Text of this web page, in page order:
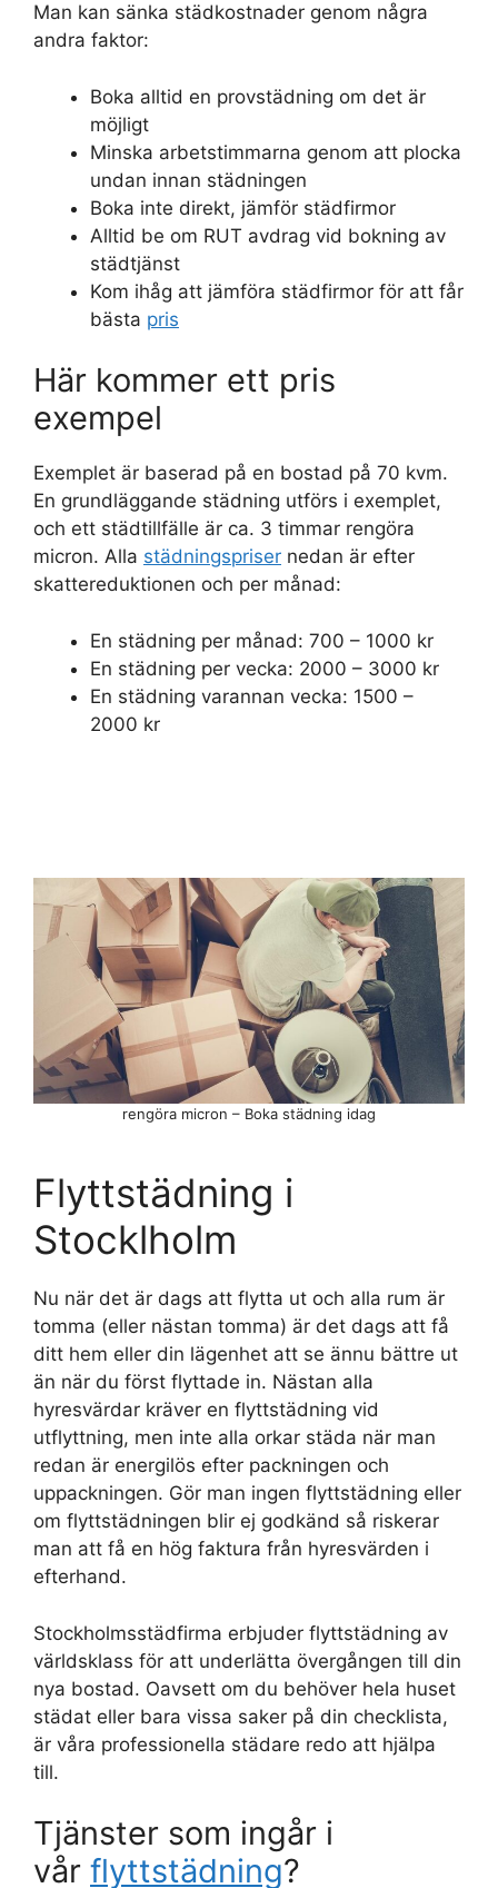
Man kan sänka städkostnader genom några
andra faktor:
Boka alltid en provstädning om det är
möjligt
Minska arbetstimmarna genom att plocka
undan innan städningen
Boka inte direkt, jämför städfirmor
Alltid be om RUT avdrag vid bokning av
städtjänst
Kom ihåg att jämföra städfirmor för att får
bästa pris
Här kommer ett pris
exempel
Exemplet är baserad på en bostad på 70 kvm.
En grundläggande städning utförs i exemplet,
och ett städtillfälle är ca. 3 timmar rengöra
micron. Alla städningspriser nedan är efter
skattereduktionen och per månad:
En städning per månad: 700 – 1000 kr
En städning per vecka: 2000 – 3000 kr
En städning varannan vecka: 1500 –
2000 kr
Flyttstädning i
Stocklholm
Nu när det är dags att flytta ut och alla rum är
tomma (eller nästan tomma) är det dags att få
ditt hem eller din lägenhet att se ännu bättre ut
än när du först flyttade in. Nästan alla
hyresvärdar kräver en flyttstädning vid
utflyttning, men inte alla orkar städa när man
redan är energilös efter packningen och
uppackningen. Gör man ingen flyttstädning eller
om flyttstädningen blir ej godkänd så riskerar
man att få en hög faktura från hyresvärden i
efterhand.
Stockholmsstädfirma erbjuder flyttstädning av
världsklass för att underlätta övergången till din
nya bostad. Oavsett om du behöver hela huset
städat eller bara vissa saker på din checklista,
är våra professionella städare redo att hjälpa
till.
Tjänster som ingår i
vår flyttstädning?
rengöra micron – Boka städning idag